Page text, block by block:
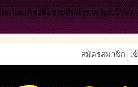
ติดผนัง,แหล่งซื้อขายสินค้าราคาถูก,บ้าน
สมัครสมาชิก เ